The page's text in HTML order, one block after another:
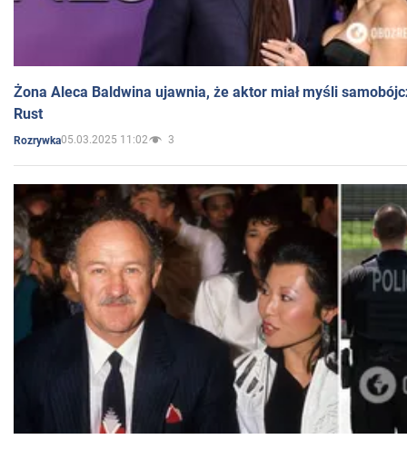
Żona Aleca Baldwina ujawnia, że aktor miał myśli
Rust
Rozrywka05.03.2025 11:02 3